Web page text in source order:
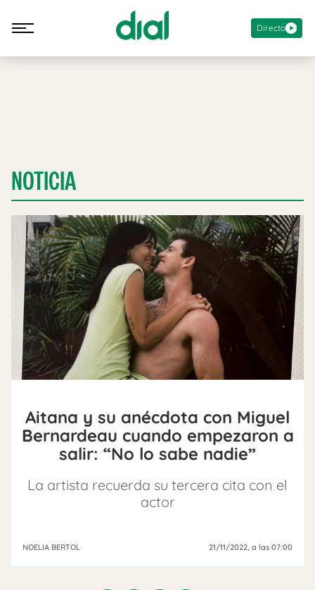
Directo
NOTICIA
Aitana y su anécdota con Miguel
Bernardeau cuando empezaron a
salir: “No lo sabe nadie”
La artista recuerda su tercera cita con el
actor
NOELIA BERTOL 21/11/2022 , a las 07:00